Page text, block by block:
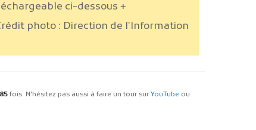
ci-dessous +
photo : Direction de l’Information
fois. N'hésitez pas aussi à faire un tour sur YouTube ou